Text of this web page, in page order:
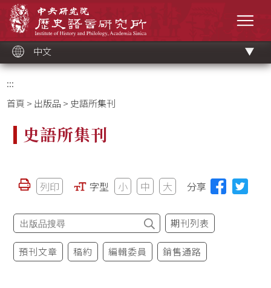
中文
:::
首頁 > 出版品 > 史語所集刊
史語所集刊
列印 字型 小 中 大 分享
期刊列表
預刊文章 稿約 編輯委員 銷售通路